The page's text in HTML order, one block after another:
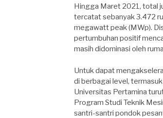
Hingga Maret 2021, total
tercatat sebanyak 3.472
megawatt peak (MWp).
pertumbuhan positif
masih didominasi oleh
Untuk dapat
di berbagai level,
Universitas Pertamina
Program Studi Teknik
santri-santri pondok